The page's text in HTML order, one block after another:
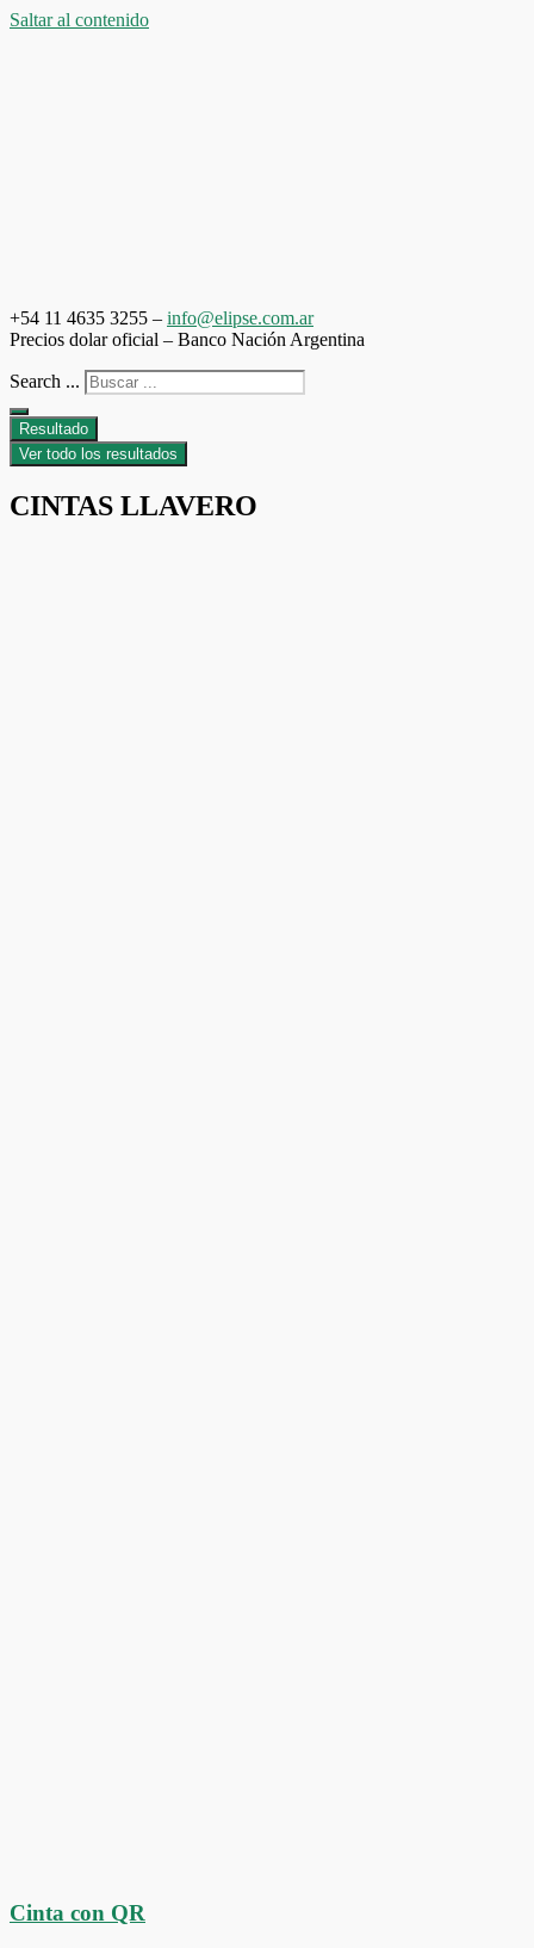
Saltar al contenido
+54 11 4635 3255 – info@elipse.com.ar
Precios dolar oficial – Banco Nación Argentina
Search ...
Resultado
Ver todo los resultados
CINTAS LLAVERO
Cinta con QR